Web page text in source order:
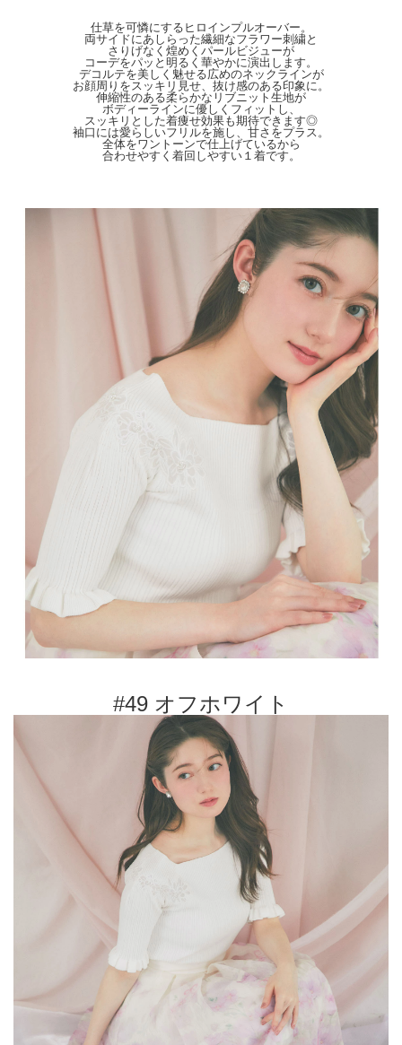
【Color】#77 ライトブルー/#49 オフホワイト/#33 ピンク
【Attention】サイズは平置きサイズとなりますので測り方により誤差が出る場合が
ございます。 色合いはモニター環境により若干の誤差が出ます。 ライティングや
天候によりモデル画像と物撮り画像のカラーに違いある場合、物撮り画像の方が
実際のカラーに近い状態で撮影されておりますので、そちらを参考にしてください
仕草を可憐にするヒロインプルオーバー。
両サイドにあしらった繊細なフラワー刺繍と
さりげなく煌めくパールビジューが
コーデをパッと明るく華やかに演出します。
デコルテを美しく魅せる広めのネックラインが
お顔周りをスッキリ見せ、抜け感のある印象に。
伸縮性のある柔らかなリブニット生地が
ボディーラインに優しくフィットし、
スッキリとした着痩せ効果も期待できます◎
袖口には愛らしいフリルを施し、甘さをプラス。
全体をワントーンで仕上げているから
合わせやすく着回しやすい１着です。
#49 オフホワイト